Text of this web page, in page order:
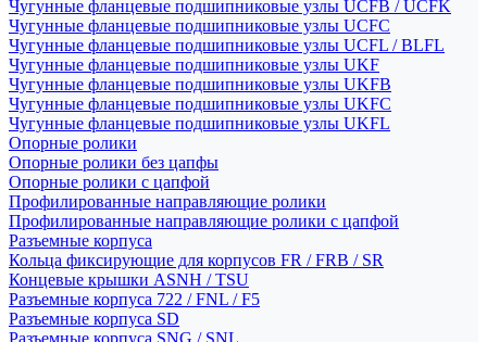
Чугунные фланцевые подшипниковые узлы UCFB / UCFK
Чугунные фланцевые подшипниковые узлы UCFC
Чугунные фланцевые подшипниковые узлы UCFL / BLFL
Чугунные фланцевые подшипниковые узлы UKF
Чугунные фланцевые подшипниковые узлы UKFB
Чугунные фланцевые подшипниковые узлы UKFC
Чугунные фланцевые подшипниковые узлы UKFL
Опорные ролики
Опорные ролики без цапфы
Опорные ролики с цапфой
Профилированные направляющие ролики
Профилированные направляющие ролики с цапфой
Разъемные корпуса
Кольца фиксирующие для корпусов FR / FRB / SR
Концевые крышки ASNH / TSU
Разъемные корпуса 722 / FNL / F5
Разъемные корпуса SD
Разъемные корпуса SNG / SNL